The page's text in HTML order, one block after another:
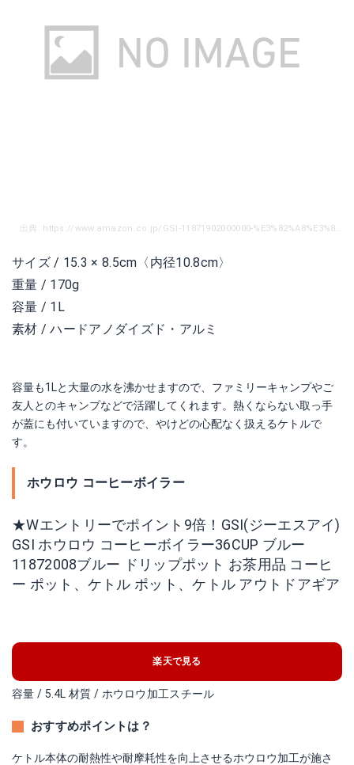
サイズ / 15.3 × 8.5cm〈内径10.8cm〉
重量 / 170g
容量 / 1L
素材 / ハードアノダイズド・アルミ
容量も1Lと大量の水を沸かせますので、ファミリーキャンプやご
友人とのキャンプなどで活躍してくれます。熱くならない取っ手
が蓋にも付いていますので、やけどの心配なく扱えるケトルで
す。
ホウロウ コーヒーボイラー
★Wエントリーでポイント9倍！GSI(ジーエスアイ)
GSI ホウロウ コーヒーボイラー36CUP ブルー
11872008ブルー ドリップポット お茶用品 コーヒ
ー ポット、ケトル ポット、ケトル アウトドアギア
楽天で見る
容量 / 5.4L 材質 / ホウロウ加工スチール
おすすめポイントは？
ケトル本体の耐熱性や耐摩耗性を向上させるホウロウ加工が施さ